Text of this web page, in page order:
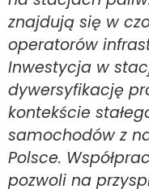
znajdują się w
operatorów
Inwestycja w
dywersyfikację
kontekście
samochodów z
Polsce.
pozwoli na